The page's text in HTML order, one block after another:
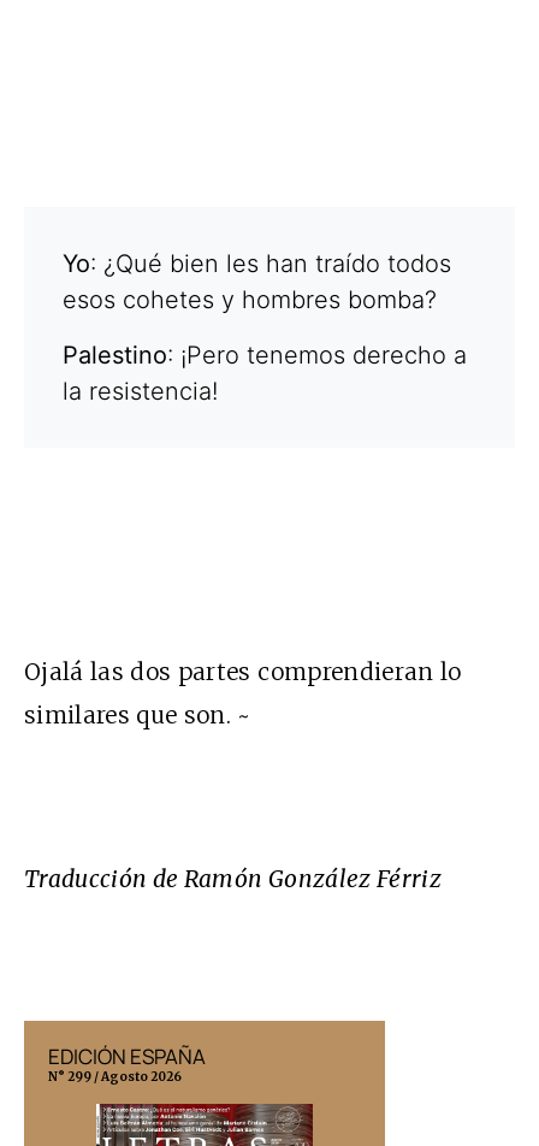
Yo: ¿Qué bien les han traído todos
esos cohetes y hombres bomba?
Palestino: ¡Pero tenemos derecho a
la resistencia!
Ojalá las dos partes comprendieran lo
similares que son. ~
Traducción de Ramón González Férriz
EDICIÓN ESPAÑA
N° 299 / Agosto 2026